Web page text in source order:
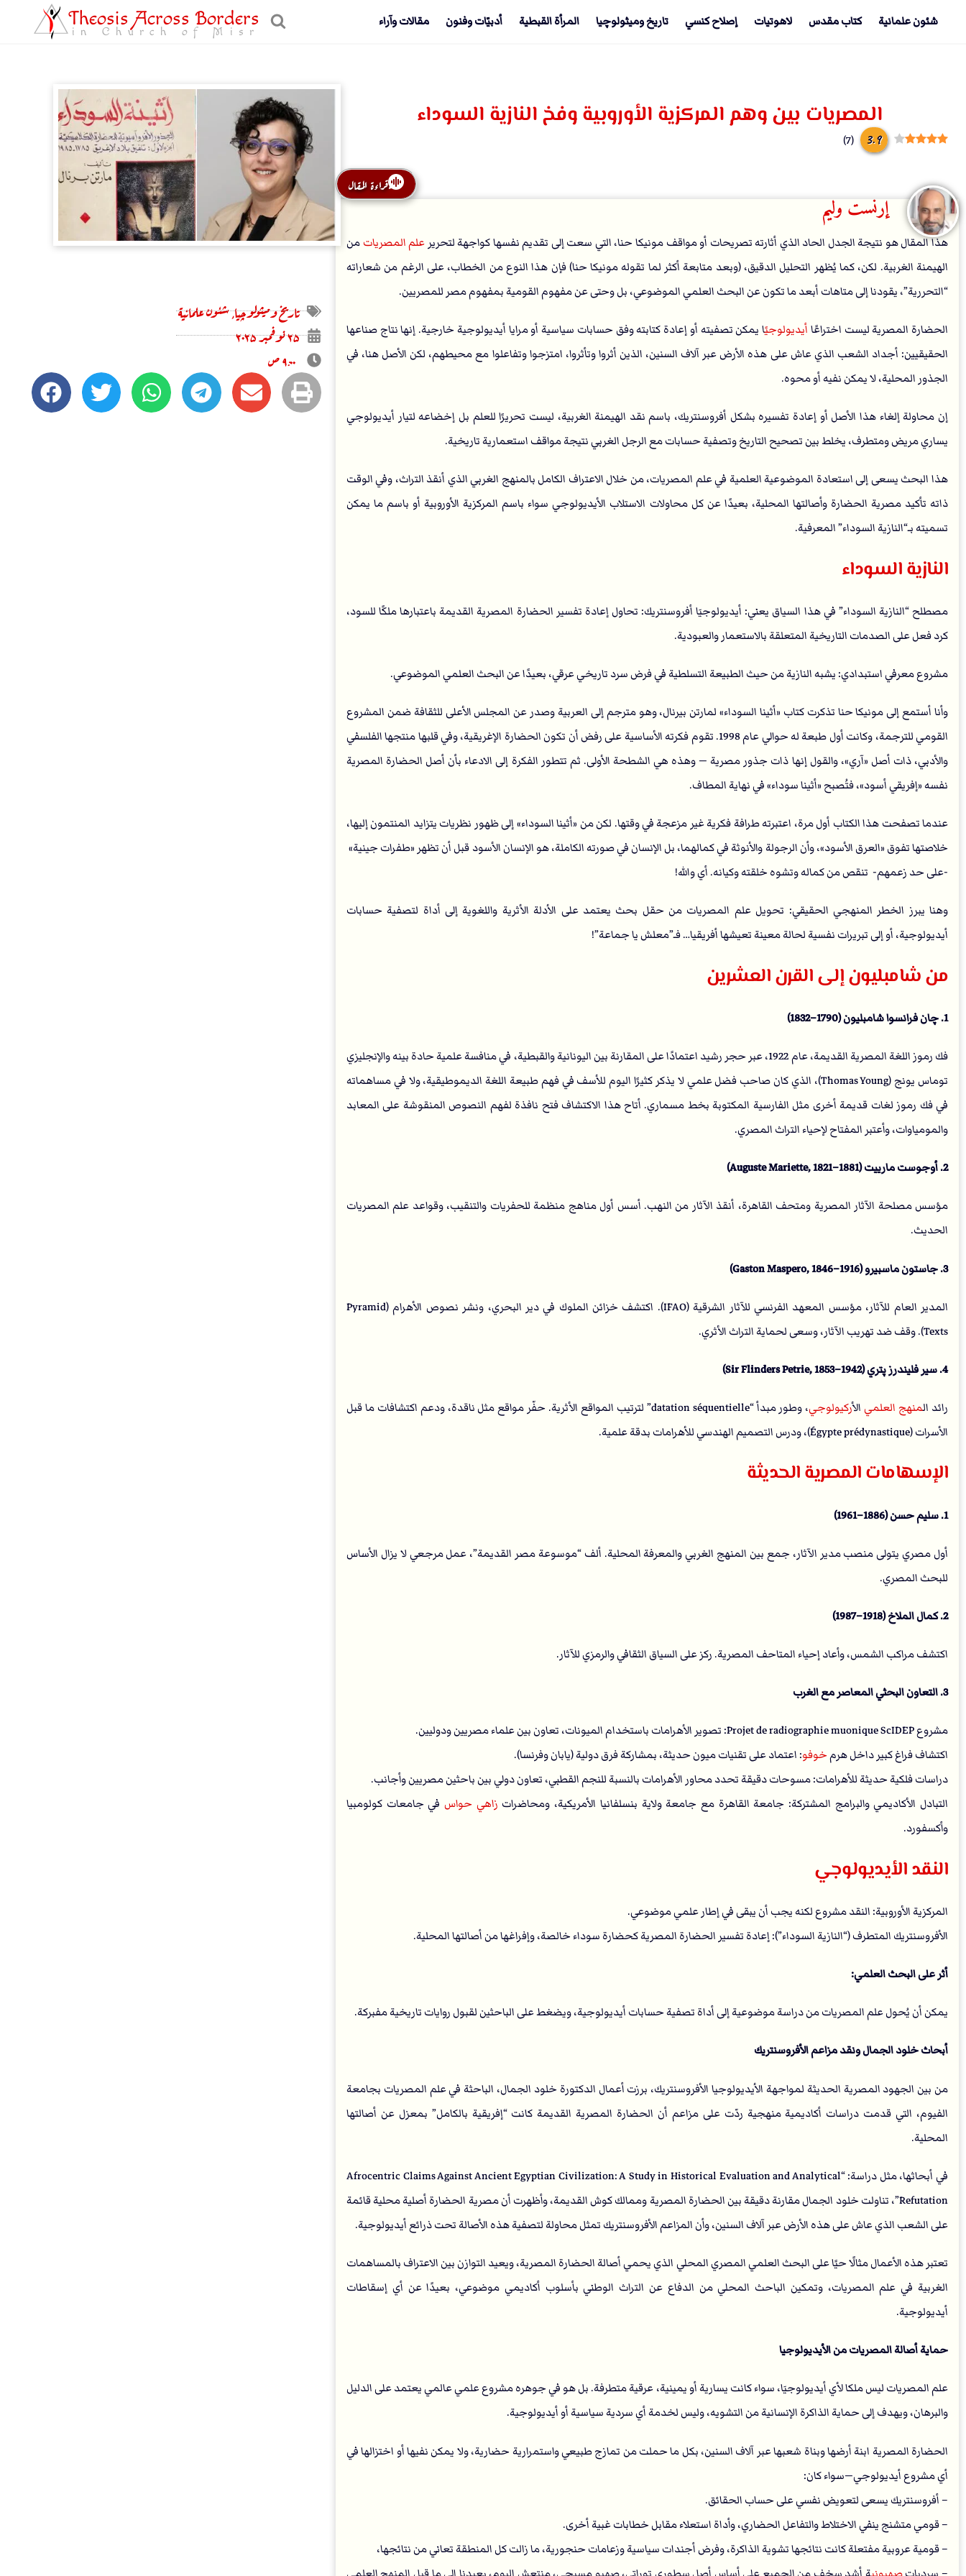
شئون علمانية كتاب مقدس لاهوتيات إصلاح كنسي تاريخ وميثولوچيا المرأة القبطية أدبيّات وفنون مقالات وآراء Theosis Across Borders
in Church of Misr
المصريات بين وهم المركزية الأوروبية وفخ النازية السوداء
3.9
(
7
)
قراءة المقال
إرنست وليم
هذا المقال هو نتيجة الجدل الحاد الذي أثارته تصريحات أو مواقف مونيكا حنا، التي سعت إلى تقديم نفسها كواجهة لتحرير علم المصريات من
الهيمنة الغربية. لكن، كما يُظهر التحليل الدقيق، (وبعد متابعة أكثر لما تقوله مونيكا حنا) فإن هذا النوع من الخطاب، على الرغم من شعاراته
“التحررية”، يقودنا إلى متاهات أبعد ما تكون عن البحث العلمي الموضوعي، بل وحتى عن مفهوم القومية بمفهوم مصر للمصريين.
الحضارة المصرية ليست اختراعًا أيديولوجيًا يمكن تصفيته أو إعادة كتابته وفق حسابات سياسية أو مرايا أيديولوجية خارجية. إنها نتاج صناعها
الحقيقيين: أجداد الشعب الذي عاش على هذه الأرض عبر آلاف السنين، الذين أثروا وتأثروا، امتزجوا وتفاعلوا مع محيطهم، لكن الأصل هنا، في
الجذور المحلية، لا يمكن نفيه أو محوه.
إن محاولة إلغاء هذا الأصل أو إعادة تفسيره بشكل أفروسنتريك، باسم نقد الهيمنة الغربية، ليست تحريرًا للعلم بل إخضاعه لتيار أيديولوجي
يساري مريض ومتطرف، يخلط بين تصحيح التاريخ وتصفية حسابات مع الرجل الغربي نتيجة مواقف استعمارية تاريخية.
هذا البحث يسعى إلى استعادة الموضوعية العلمية في علم المصريات، من خلال الاعتراف الكامل بالمنهج الغربي الذي أنقذ التراث، وفي الوقت
ذاته تأكيد مصرية الحضارة وأصالتها المحلية، بعيدًا عن كل محاولات الاستلاب الأيديولوجي سواء باسم المركزية الأوروبية أو باسم ما يمكن
تسميته بـ“النازية السوداء” المعرفية.
النازية السوداء
مصطلح “النازية السوداء” في هذا السياق يعني: أيديولوجيَا أفروسنتريك: تحاول إعادة تفسير الحضارة المصرية القديمة باعتبارها ملكًا للسود،
كرد فعل على الصدمات التاريخية المتعلقة بالاستعمار والعبودية.
مشروع معرفي استبدادي: يشبه النازية من حيث الطبيعة التسلطية في فرض سرد تاريخي عرقي، بعيدًا عن البحث العلمي الموضوعي.
وأنا أستمع إلى مونيكا حنا تذكرت كتاب «أثينا السوداء» لمارتن بيرنال، وهو مترجم إلى العربية وصدر عن المجلس الأعلى للثقافة ضمن المشروع
القومي للترجمة، وكانت أول طبعة له حوالي عام 1998. تقوم فكرته الأساسية على رفض أن تكون الحضارة الإغريقية، وفي قلبها منتجها الفلسفي
والأدبي، ذات أصل «آري»، والقول إنها ذات جذور مصرية — وهذه هي الشطحة الأولى. ثم تتطور الفكرة إلى الادعاء بأن أصل الحضارة المصرية
نفسه «إفريقي أسود»، فتُصبح «أثينا سوداء» في نهاية المطاف.
عندما تصفحت هذا الكتاب أول مرة، اعتبرته طرافة فكرية غير مزعجة في وقتها. لكن من «أثينا السوداء» إلى ظهور نظريات يتزايد المنتمون إليها،
خلاصتها تفوق «العرق الأسود»، وأن الرجولة والأنوثة في كمالهما، بل الإنسان في صورته الكاملة، هو الإنسان الأسود قبل أن تظهر «طفرات جينية»
-على حد زعمهم- تنقص من كماله وتشوه خلقته وكيانه. أي والله!
وهنا يبرز الخطر المنهجي الحقيقي: تحويل علم المصريات من حقل بحث يعتمد على الأدلة الأثرية واللغوية إلى أداة لتصفية حسابات
أيديولوجية، أو إلى تبريرات نفسية لحالة معينة تعيشها أفريقيا… فـ”معلش يا جماعة”!
من شامبليون إلى القرن العشرين
1. چان فرانسوا شامبليون (1790–1832)
فك رموز اللغة المصرية القديمة، عام 1922، عبر حجر رشيد اعتمادًا على المقارنة بين اليونانية والقبطية، في منافسة علمية حادة بينه والإنجليزي
توماس يونج (Thomas Young)، الذي كان صاحب فضل علمي لا يذكر كثيرًا اليوم للأسف في فهم طبيعة اللغة الديموطيقية، ولا في مساهماته
في فك رموز لغات قديمة أخرى مثل الفارسية المكتوبة بخط مسماري. أتاح هذا الاكتشاف فتح نافذة لفهم النصوص المنقوشة على المعابد
والمومياوات، وأعتبر المفتاح لإحياء التراث المصري.
2. أوجوست مارييت (Auguste Mariette, 1821–1881)
مؤسس مصلحة الآثار المصرية ومتحف القاهرة، أنقذ الآثار من النهب. أسس أول مناهج منظمة للحفريات والتنقيب، وقواعد علم المصريات
الحديث.
3. جاستون ماسبيرو (Gaston Maspero, 1846–1916)
المدير العام للآثار، مؤسس المعهد الفرنسي للآثار الشرقية (IFAO). اكتشف خزائن الملوك في دير البحري، ونشر نصوص الأهرام (Pyramid
Texts). وقف ضد تهريب الآثار، وسعى لحماية التراث الأثري.
4. سير فليندرز پتري (Sir Flinders Petrie, 1853–1942)
رائد المنهج العلميالأركيولوجي
، وطور مبدأ “datation séquentielle” لترتيب المواقع الأثرية. حفّر مواقع مثل ناقدة، ودعم اكتشافات ما قبل
الأسرات (Égypte prédynastique)، ودرس التصميم الهندسي للأهرامات بدقة علمية.
الإسهامات المصرية الحديثة
1. سليم حسن (1886–1961)
أول مصري يتولى منصب مدير الآثار، جمع بين المنهج الغربي والمعرفة المحلية. ألف “موسوعة مصر القديمة”، عمل مرجعي لا يزال الأساس
للبحث المصري.
2. كمال الملاخ (1918–1987)
اكتشف مراكب الشمس، وأعاد إحياء المتاحف المصرية. ركز على السياق الثقافي والرمزي للآثار.
3. التعاون البحثي المعاصر مع الغرب
مشروع Projet de radiographie muonique ScIDEP: تصوير الأهرامات باستخدام الميونات، تعاون بين علماء مصريين ودوليين.
اكتشاف فراغ كبير داخل هرمخوفو: اعتماد على تقنيات ميون حديثة، بمشاركة فرق دولية (يابان وفرنسا).
دراسات فلكية حديثة للأهرامات: مسوحات دقيقة تحدد محاور الأهرامات بالنسبة للنجم القطبي، تعاون دولي بين باحثين مصريين وأجانب.
التبادل الأكاديمي والبرامج المشتركة: جامعة القاهرة مع جامعة ولاية بنسلفانيا الأمريكية، ومحاضرات زاهي حواسفي جامعات كولومبيا
وأكسفورد.
النقد الأيديولوجي
المركزية الأوروبية: النقد مشروع لكنه يجب أن يبقى في إطار علمي موضوعي.
الأفروسنتريك المتطرف (“النازية السوداء”): إعادة تفسير الحضارة المصرية كحضارة سوداء خالصة، وإفراغها من أصالتها المحلية.
أثر على البحث العلمي:
يمكن أن يُحول علم المصريات من دراسة موضوعية إلى أداة تصفية حسابات أيديولوجية، ويضغط على الباحثين لقبول روايات تاريخية مفبركة.
أبحاث خلود الجمال ونقد مزاعم الأفروسنتريك
من بين الجهود المصرية الحديثة لمواجهة الأيديولوجيا الأفروسنتريك، برزت أعمال الدكتورة خلود الجمال، الباحثة في علم المصريات بجامعة
الفيوم، التي قدمت دراسات أكاديمية منهجية ردّت على مزاعم أن الحضارة المصرية القديمة كانت “إفريقية بالكامل” بمعزل عن أصالتها
المحلية.
في أبحاثها، مثل دراسة: “Afrocentric Claims Against Ancient Egyptian Civilization: A Study in Historical Evaluation and Analytical
Refutation”، تناولت خلود الجمال مقارنة دقيقة بين الحضارة المصرية وممالك كوش القديمة، وأظهرت أن مصرية الحضارة أصلية محلية قائمة
على الشعب الذي عاش على هذه الأرض عبر آلاف السنين، وأن المزاعم الأفروسنتريك تمثل محاولة لتصفية هذه الأصالة تحت ذرائع أيديولوجية.
تعتبر هذه الأعمال مثالًا حيًا على البحث العلمي المصري المحلي الذي يحمي أصالة الحضارة المصرية، ويعيد التوازن بين الاعتراف بالمساهمات
الغربية في علم المصريات، وتمكين الباحث المحلي من الدفاع عن التراث الوطني بأسلوب أكاديمي موضوعي، بعيدًا عن أي إسقاطات
أيديولوجية.
حماية أصالة المصريات من الأيديولوجيا
علم المصريات ليس ملكا لأي أيديولوجيَا، سواء كانت يسارية أو يمينية، عرقية متطرفة. بل هو في جوهره مشروع علمي عالمي يعتمد على الدليل
والبرهان، ويهدف إلى حماية الذاكرة الإنسانية من التشويه، وليس لخدمة أي سردية سياسية أو أيديولوجية.
الحضارة المصرية ابنة أرضها وبناة شعبها عبر آلاف السنين، بكل ما حملت من تمازج طبيعي واستمرارية حضارية، ولا يمكن نفيها أو اختزالها في
أي مشروع أيديولوجي—سواء كان:
– أفروسنتريك يسعى لتعويض نفسي على حساب الحقائق.
– قومي متشنج ينفي الاختلاط والتفاعل الحضاري، وأداة استعلاء مقابل خطابات غبية أخرى.
– قومية عروبية مفتعلة كانت نتائجها تشوية الذاكرة، وفرض أجندات سياسية وزعامات حنجورية، ما زالت كل المنطقة تعاني من نتائجها،
تاريخ وميثولوچيا,شئون علمانية
۲۵ نوفمبر ۲۰۲۵
۹:۰۰ ص